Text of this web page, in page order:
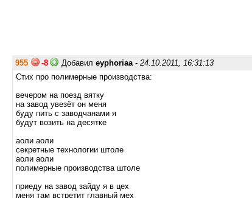
955 -8 Добавил eyphoriaa- 24.10.2011, 16:31:13
Стих про полимерные производства:
вечером на поезд вятку
на завод увезёт он меня
буду пить с заводчанами я
будут возить на десятке
аоли аоли
секретные технологии штоле
аоли аоли
полимерные производства штоле
приеду на завод зайду я в цех
меня там встретит главный мех